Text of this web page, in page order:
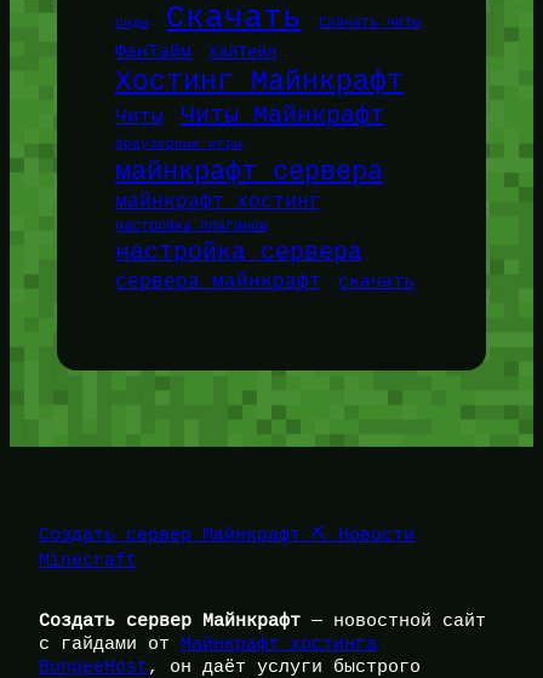
Сиды Скачать Скачать читы
ФанТайм ХайТейл
Хостинг Майнкрафт
Читы Читы Майнкрафт
браузерные игры
майнкрафт сервера
майнкрафт хостинг
настройка плагинов
настройка сервера
сервера майнкрафт скачать
Создать сервер Майнкрафт ⛏️ Новости
Minecraft
Создать сервер Майнкрафт — новостной сайт
с гайдами от Майнкрафт хостинга
BungeeHost, он даёт услуги быстрого